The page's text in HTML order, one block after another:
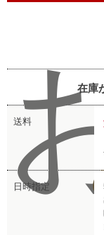
在庫
送料
日時指定